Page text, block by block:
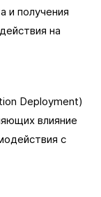
и получения
на
Deployment)
влияние
с